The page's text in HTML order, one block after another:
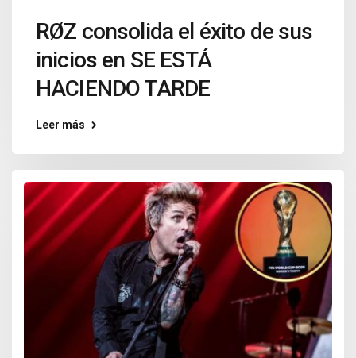
RØZ consolida el éxito de sus
inicios en SE ESTÁ
HACIENDO TARDE
Leer más